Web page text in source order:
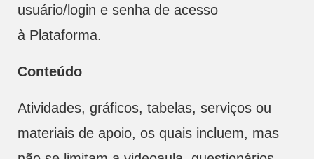
usuário/login e senha de acesso
à Plataforma.
Conteúdo
Atividades, gráficos, tabelas, serviços ou
materiais de apoio, os quais incluem, mas